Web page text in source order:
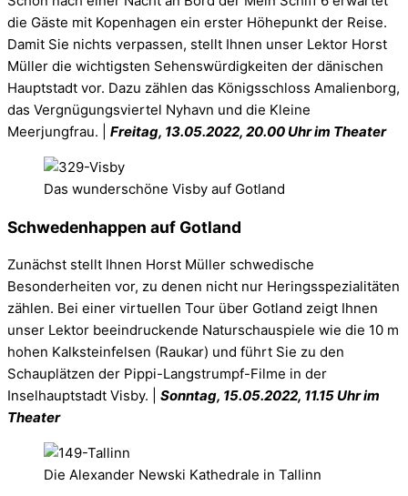
die Gäste mit Kopenhagen ein erster Höhepunkt der Reise.
Damit Sie nichts verpassen, stellt Ihnen unser Lektor Horst
Müller die wichtigsten Sehenswürdigkeiten der dänischen
Hauptstadt vor. Dazu zählen das Königsschloss Amalienborg,
das Vergnügungsviertel Nyhavn und die Kleine
Meerjungfrau. | Freitag, 13.05.2022, 20.00 Uhr im Theater
Das wunderschöne Visby auf Gotland
Schwedenhappen auf Gotland
Zunächst stellt Ihnen Horst Müller schwedische
Besonderheiten vor, zu denen nicht nur Heringsspezialitäten
zählen. Bei einer virtuellen Tour über Gotland zeigt Ihnen
unser Lektor beeindruckende Naturschauspiele wie die 10 m
hohen Kalksteinfelsen (Raukar) und führt Sie zu den
Schauplätzen der Pippi-Langstrumpf-Filme in der
Inselhauptstadt Visby. | Sonntag, 15.05.2022, 11.15 Uhr im
Theater
Die Alexander Newski Kathedrale in Tallinn